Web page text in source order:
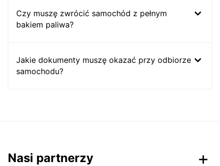
Czy muszę zwrócić samochód z pełnym
bakiem paliwa?
Jakie dokumenty muszę okazać przy odbiorze
samochodu?
Nasi partnerzy